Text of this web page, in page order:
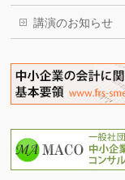
講演のお知らせ